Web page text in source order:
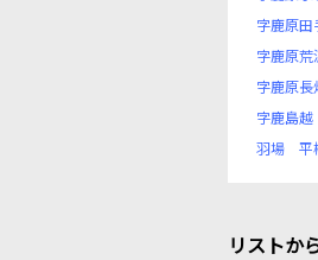
字鹿原田
字鹿原荒
字鹿原長
字鹿島越
羽場
平
リストか